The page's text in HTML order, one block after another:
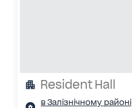
Resident Hall
в Залізнічному районі